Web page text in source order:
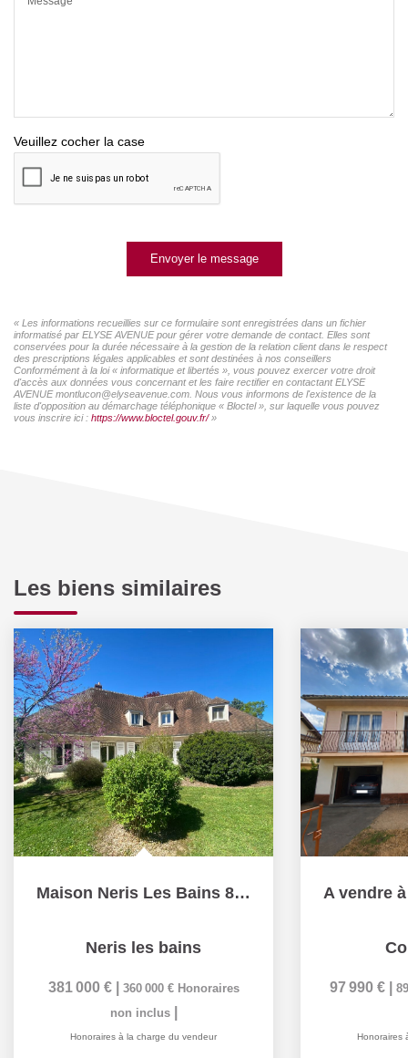
Veuillez cocher la case
Envoyer le message
« Les informations recueillies sur ce formulaire sont enregistrées dans un fichier
informatisé par ELYSE AVENUE pour gérer votre demande de contact. Elles sont
conservées pour la durée nécessaire à la gestion de la relation client dans le respect
des prescriptions légales applicables et sont destinées à nos conseillers
Conformément à la loi « informatique et libertés », vous pouvez exercer votre droit
d'accès aux données vous concernant et les faire rectifier en contactant ELYSE
AVENUE montlucon@elyseavenue.com. Nous vous informons de l'existence de la
liste d'opposition au démarchage téléphonique « Bloctel », sur laquelle vous pouvez
vous inscrire ici : https://www.bloctel.gouv.fr/»
Les biens similaires
Maison Neris Les Bains 8 pièce(s) 310 m2 habitable +...
Neris les bains
381 000 € 360 000 € Honoraires
non inclus
Honoraires à la charge du vendeur
97 990 €
Honoraires